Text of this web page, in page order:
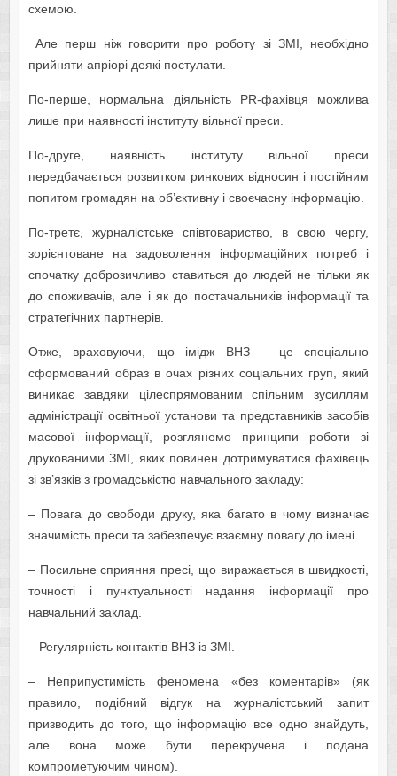
схемою.
Але перш ніж говорити про роботу зі ЗМІ, необхідно
прийняти апріорі деякі постулати.
По-перше, нормальна діяльність PR-фахівця можлива
лише при наявності інституту вільної преси.
По-друге, наявність інституту вільної преси
передбачається розвитком ринкових відносин і постійним
попитом громадян на об’єктивну і своєчасну інформацію.
По-третє, журналістське співтовариство, в свою чергу,
зорієнтоване на задоволення інформаційних потреб і
спочатку доброзичливо ставиться до людей не тільки як
до споживачів, але і як до постачальників інформації та
стратегічних партнерів.
Отже, враховуючи, що імідж ВНЗ – це спеціально
сформований образ в очах різних соціальних груп, який
виникає завдяки цілеспрямованим спільним зусиллям
адміністрації освітньої установи та представників засобів
масової інформації, розглянемо принципи роботи зі
друкованими ЗМІ, яких повинен дотримуватися фахівець
зі зв’язків з громадськістю навчального закладу:
– Повага до свободи друку, яка багато в чому визначає
значимість преси та забезпечує взаємну повагу до імені.
– Посильне сприяння пресі, що виражається в швидкості,
точності і пунктуальності надання інформації про
навчальний заклад.
– Регулярність контактів ВНЗ із ЗМІ.
– Неприпустимість феномена «без коментарів» (як
правило, подібний відгук на журналістський запит
призводить до того, що інформацію все одно знайдуть,
але вона може бути перекручена і подана
компрометуючим чином).